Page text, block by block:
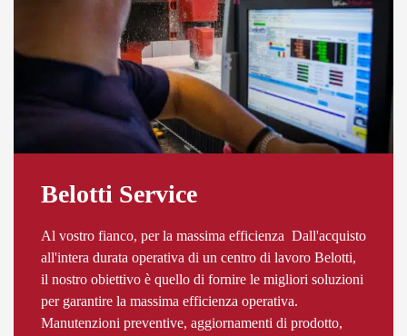
Belotti Service
Al vostro fianco, per la massima efficienza Dall'acquisto
all'intera durata operativa di un centro di lavoro Belotti,
il nostro obiettivo è quello di fornire le migliori soluzioni
per garantire la massima efficienza operativa.
Manutenzioni preventive, aggiornamenti di prodotto,